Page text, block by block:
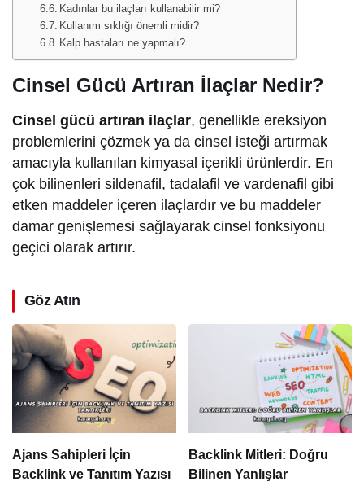
Kadınlar bu ilaçları kullanabilir mi?
Kullanım sıklığı önemli midir?
Kalp hastaları ne yapmalı?
Cinsel Gücü Artıran İlaçlar Nedir?
Cinsel gücü artıran ilaçlar, genellikle ereksiyon
problemlerini çözmek ya da cinsel isteği artırmak
amacıyla kullanılan kimyasal içerikli ürünlerdir. En
çok bilinenleri sildenafil, tadalafil ve vardenafil gibi
etken maddeler içeren ilaçlardır ve bu maddeler
damar genişlemesi sağlayarak cinsel fonksiyonu
geçici olarak artırır.
Göz Atın
Ajans Sahipleri İçin
Backlink ve Tanıtım Yazısı
Backlink Mitleri: Doğru
Bilinen Yanlışlar